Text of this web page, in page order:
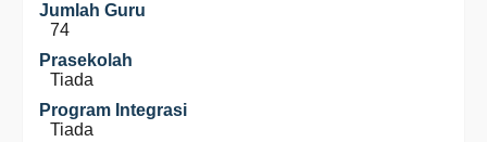
Jumlah Guru
74
Prasekolah
Tiada
Program Integrasi
Tiada